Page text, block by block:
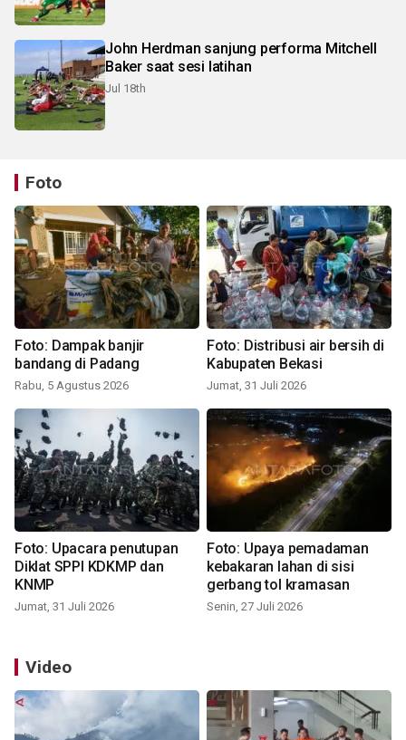
John Herdman sanjung performa Mitchell
Baker saat sesi latihan
Jul 18th
Foto
Foto: Dampak banjir
bandang di Padang
Rabu, 5 Agustus 2026
Foto: Distribusi air bersih di
Kabupaten Bekasi
Jumat, 31 Juli 2026
Foto: Upacara penutupan
Diklat SPPI KDKMP dan
KNMP
Jumat, 31 Juli 2026
Foto: Upaya pemadaman
kebakaran lahan di sisi
gerbang tol kramasan
Senin, 27 Juli 2026
Video